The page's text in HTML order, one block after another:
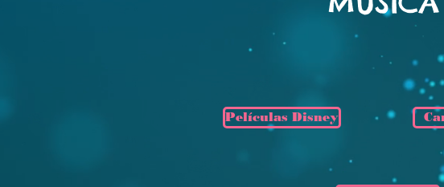
Películas Disney